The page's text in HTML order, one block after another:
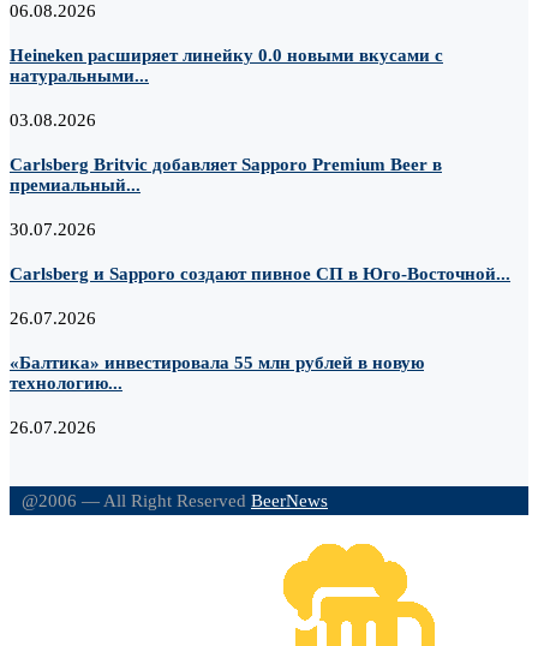
06.08.2026
Heineken расширяет линейку 0.0 новыми вкусами с
натуральными...
03.08.2026
Carlsberg Britvic добавляет Sapporo Premium Beer в
премиальный...
30.07.2026
Carlsberg и Sapporo создают пивное СП в Юго-Восточной...
26.07.2026
«Балтика» инвестировала 55 млн рублей в новую
технологию...
26.07.2026
@2006 — All Right Reserved BeerNews